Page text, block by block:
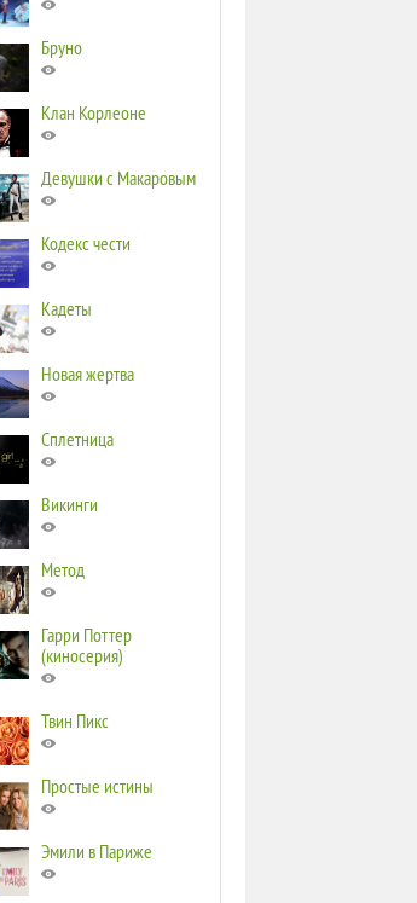
Бруно
Клан Корлеоне
Девушки с Макаровым
Кодекс чести
Кадеты
Новая жертва
Сплетница
Викинги
Метод
Гарри Поттер
(киносерия)
Твин Пикс
Простые истины
Эмили в Париже